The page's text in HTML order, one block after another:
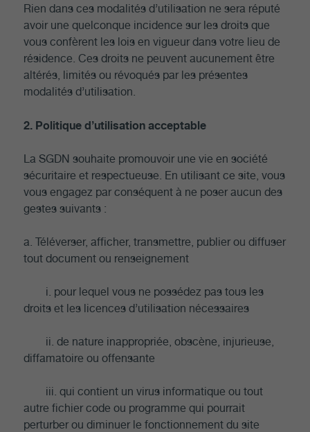
Rien dans ces modalités d’utilisation ne sera réputé
avoir une quelconque incidence sur les droits que
vous confèrent les lois en vigueur dans votre lieu de
résidence. Ces droits ne peuvent aucunement être
altérés, limités ou révoqués par les présentes
modalités d’utilisation.
2. Politique d’utilisation acceptable
La SGDN souhaite promouvoir une vie en société
sécuritaire et respectueuse. En utilisant ce site, vous
vous engagez par conséquent à ne poser aucun des
gestes suivants :
a. Téléverser, afficher, transmettre, publier ou diffuser
tout document ou renseignement
i. pour lequel vous ne possédez pas tous les
droits et les licences d’utilisation nécessaires
ii. de nature inappropriée, obscène, injurieuse,
diffamatoire ou offensante
iii. qui contient un virus informatique ou tout
autre fichier code ou programme qui pourrait
perturber ou diminuer le fonctionnement du site